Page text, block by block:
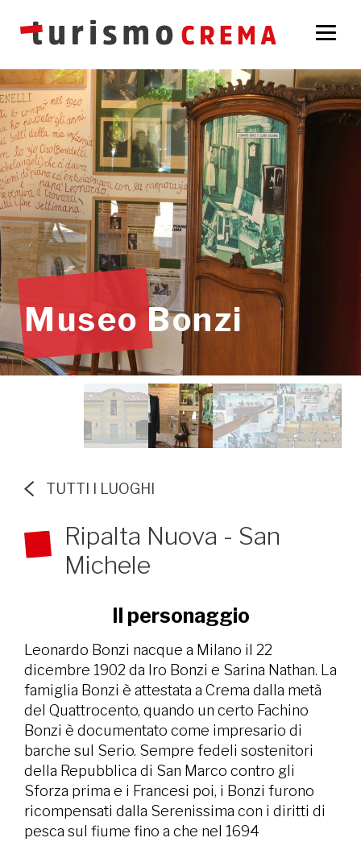
Museo Bonzi
TUTTI I LUOGHI
Ripalta Nuova - San
Michele
Il personaggio
Leonardo Bonzi nacque a Milano il 22
dicembre 1902 da Iro Bonzi e Sarina Nathan. La
famiglia Bonzi è attestata a Crema dalla metà
del Quattrocento, quando un certo Fachino
Bonzi è documentato come impresario di
barche sul Serio. Sempre fedeli sostenitori
della Repubblica di San Marco contro gli
Sforza prima e i Francesi poi, i Bonzi furono
ricompensati dalla Serenissima con i diritti di
pesca sul fiume fino a che nel 1694